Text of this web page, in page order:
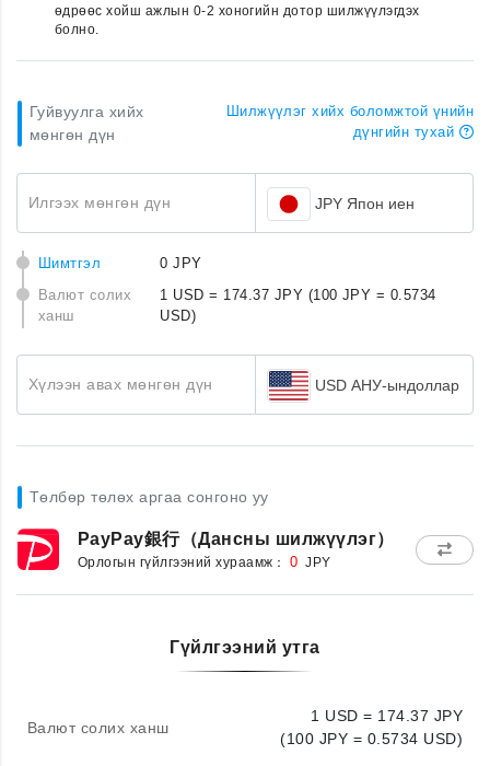
өдрөөс хойш ажлын 0-2 хоногийн дотор шилжүүлэгдэх
болно.
Гуйвуулга хийх
мөнгөн дүн
Шилжүүлэг хийх боломжтой үнийн
дүнгийн тухай
Илгээх мөнгөн дүн JPY Япон иен
Шимтгэл
0 JPY
Валют солих
ханш
1 USD = 174.37 JPY (100 JPY = 0.5734
USD)
Хүлээн авах мөнгөн дүн USD АНУ-ындоллар
Төлбөр төлөх аргаа сонгоно уу
PayPay銀行（Дансны шилжүүлэг）
Орлогын гүйлгээний хураамж： 0 JPY
Гүйлгээний утга
Валют солих ханш
1 USD = 174.37 JPY
(100 JPY = 0.5734 USD)